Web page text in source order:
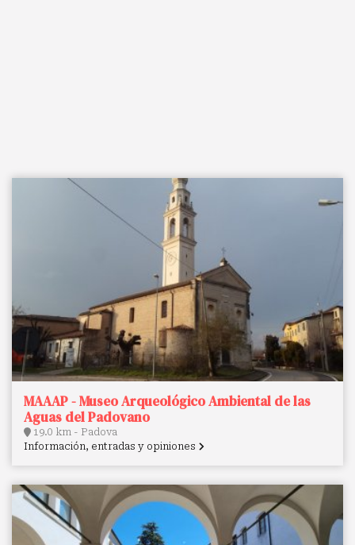
MAAAP - Museo Arqueológico Ambiental de las
Aguas del Padovano
19.0 km - Padova
Información, entradas y opiniones